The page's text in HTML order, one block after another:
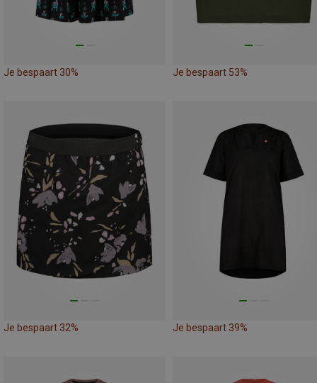
Je bespaart 30% Je bespaart 53%
Je bespaart 32% Je bespaart 39%